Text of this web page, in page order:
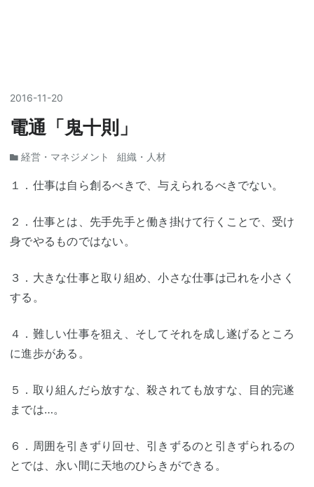
2016-11-20
電通「鬼十則」
経営・マネジメント 組織・人材
１．仕事は自ら創るべきで、与えられるべきでない。
２．仕事とは、先手先手と働き掛けて行くことで、受け
身でやるものではない。
３．大きな仕事と取り組め、小さな仕事は己れを小さく
する。
４．難しい仕事を狙え、そしてそれを成し遂げるところ
に進歩がある。
５．取り組んだら放すな、殺されても放すな、目的完遂
までは…。
６．周囲を引きずり回せ、引きずるのと引きずられるの
とでは、永い間に天地のひらきができる。